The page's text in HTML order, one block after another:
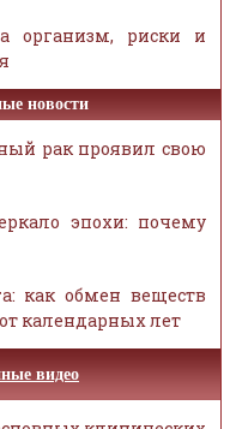
организм, риски и
новости
рак проявил свою
эпохи: почему
как обмен веществ
календарных лет
видео